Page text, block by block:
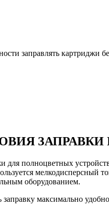
заправлять картриджи
полноцветных
мелкодисперсный
оборудованием.
максимально